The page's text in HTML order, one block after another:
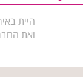
היית
ואת